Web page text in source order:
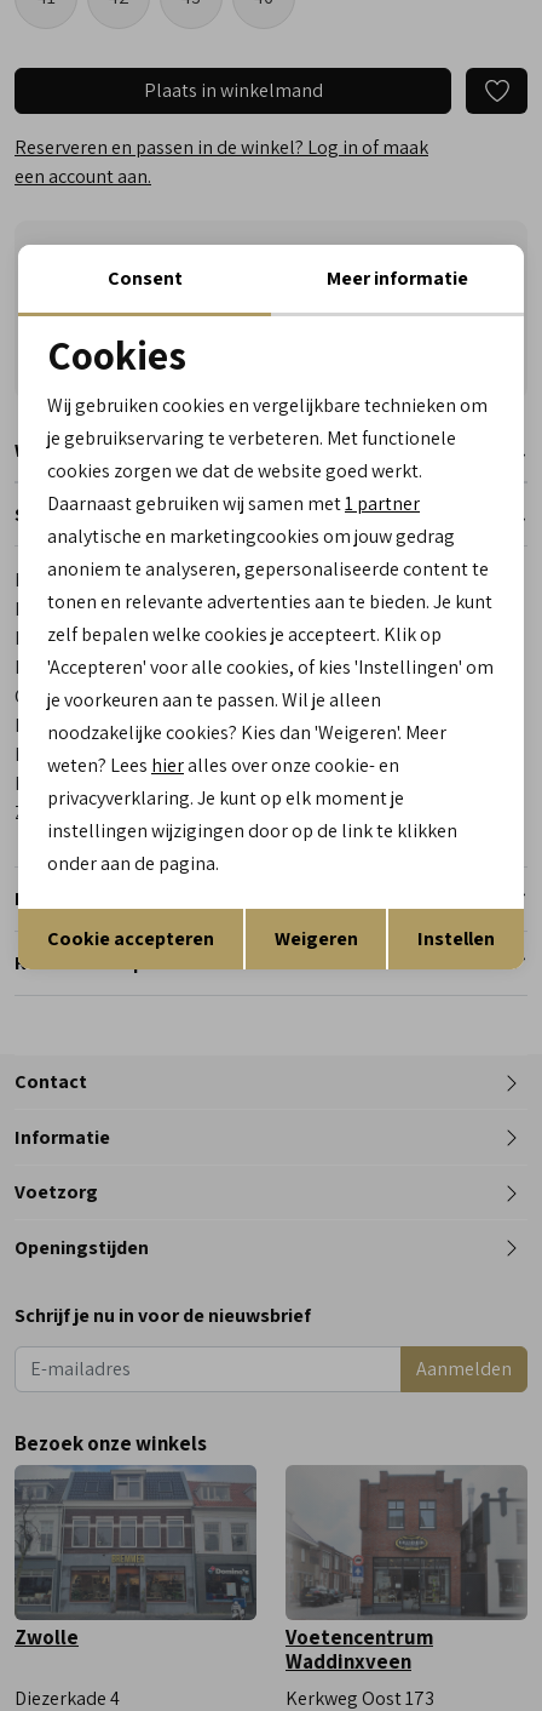
Plaats in winkelmand
Reserveren en passen in de winkel? Log in of maak
een account aan.
Vragen? Wij helpen u graag! Whatsapp of bel ons
Reserveer- en passervice in de winkel!
Winkelvoorraad
Specificaties
Merk
Finn Comfort
Leveranciercode
1701 903094 Skiathos
Bestelcode
00029266-30
Los voetbed
Ja
Categorie
Sandalen
Kleur
Bruin
Materiaal buitenkant
Materiaal binnenkant
Zool
Rubber
Retourneren
Reserveer en pas in de winkel
Contact
Telefoon
Informatie
Voetzorg
Openingstijden
Dinsdag
Woensdag
9:00 - 18:00
Vrijdag
Zaterdag
9:00 - 17:00
Schrijf je nu in voor de nieuwsbrief
Aanmelden
Bezoek onze winkels
Zwolle
Diezerkade 4
Voetencentrum
Waddinxveen
Kerkweg Oost 173
Noodzakelijke cookies
Analytische cookies
Marketing cookies
Terug Opslaan
Consent Meer informatie
Cookies
Wij gebruiken cookies en vergelijkbare technieken om
je gebruikservaring te verbeteren. Met functionele
cookies zorgen we dat de website goed werkt.
Daarnaast gebruiken wij samen met1 partner
analytische en marketingcookies om jouw gedrag
anoniem te analyseren, gepersonaliseerde content te
tonen en relevante advertenties aan te bieden. Je kunt
zelf bepalen welke cookies je accepteert. Klik op
'Accepteren' voor alle cookies, of kies 'Instellingen' om
je voorkeuren aan te passen. Wil je alleen
noodzakelijke cookies? Kies dan 'Weigeren'. Meer
weten? Lees hieralles over onze cookie- en
privacyverklaring. Je kunt op elk moment je
instellingen wijzigingen door op de link te klikken
onder aan de pagina.
Cookie accepteren Weigeren Instellen